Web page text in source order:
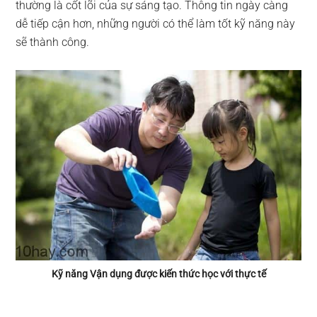
thường là cốt lõi của sự sáng tạo. Thông tin ngày càng
dễ tiếp cận hơn, những người có thể làm tốt kỹ năng này
sẽ thành công.
Kỹ năng Vận dụng được kiến thức học với thực tế